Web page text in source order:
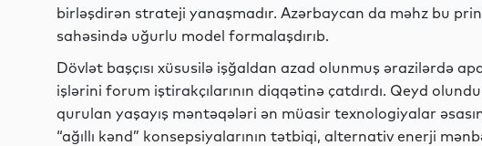
birləşdirən strateji yanaşmadır. Azərbaycan da məhz bu
sahəsində uğurlu model formalaşdırıb.
Dövlət başçısı xüsusilə işğaldan azad olunmuş ərazilərdə
işlərini forum iştirakçılarının diqqətinə çatdırdı. Qeyd
qurulan yaşayış məntəqələri ən müasir texnologiyalar
“ağıllı kənd” konsepsiyalarının tətbiqi, alternativ enerji